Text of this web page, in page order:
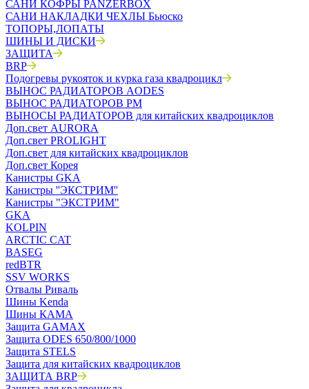
САНИ КОФРЫ PANZERBOX
САНИ НАКЛАДКИ ЧЕХЛЫ Бьюско
ТОПОРЫ,ЛОПАТЫ
ШИНЫ И ДИСКИ
ЗАЩИТА
BRP
Подогревы рукояток и курка газа квадроцикл
ВЫНОС РАДИАТОРОВ AODES
ВЫНОС РАДИАТОРОВ РМ
ВЫНОСЫ РАДИАТОРОВ для китайских квадроциклов
Доп.свет AURORA
Доп.свет PROLIGHT
Доп.свет для китайских квадроциклов
Доп.свет Корея
Канистры GKA
Канистры ''ЭКСТРИМ''
Канистры "ЭКСТРИМ"
GKA
KOLPIN
ARCTIC CAT
BASEG
redBTR
SSV WORKS
Отвалы Риваль
Шины Kenda
Шины КАМА
Защита GAMAX
Защита ODES 650/800/1000
Защита STELS
Защита для китайских квадроциклов
ЗАЩИТА BRP